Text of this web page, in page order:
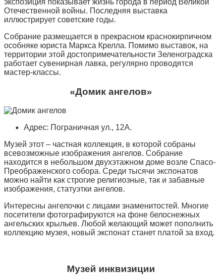
экспозиция показывает жизнь города в период Великой
Отечественной войны. Последняя выставка
иллюстрирует советские годы.
Собрание размещается в прекрасном краснокирпичном
особняке юриста Маркса Крелла. Помимо выставок, на
территории этой достопримечательности Зеленоградска
работает сувенирная лавка, регулярно проводятся
мастер-классы.
«Домик ангелов»
Адрес: Пограничная ул., 12А.
Музей этот – частная коллекция, в которой собраны
всевозможные изображения ангелов. Собрание
находится в небольшом двухэтажном доме возле Спасо-
Преображенского собора. Среди тысячи экспонатов
можно найти как строгие религиозные, так и забавные
изображения, статуэтки ангелов.
Интересны ангелочки с лицами знаменитостей. Многие
посетители фотографируются на фоне белоснежных
ангельских крыльев. Любой желающий может пополнить
коллекцию музея, новый экспонат станет платой за вход.
Музей инквизиции